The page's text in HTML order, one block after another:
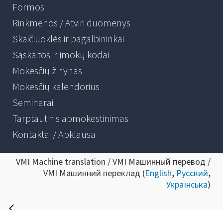
Formos
Rinkmenos / Atviri duomenys
Skaičiuoklės ir pagalbininkai
Sąskaitos ir įmokų kodai
Mokesčių žinynas
Mokesčių kalendorius
Seminarai
Tarptautinis apmokestinimas
Kontaktai / Apklausa
VMI Machine translation / VMI Машинный перевод /
VMI Машинний переклад (English, Русский,
Українська)